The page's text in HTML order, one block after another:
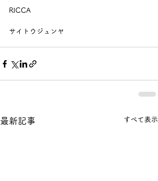
RICCA
サイトウジュンヤ
最新記事 すべて表示